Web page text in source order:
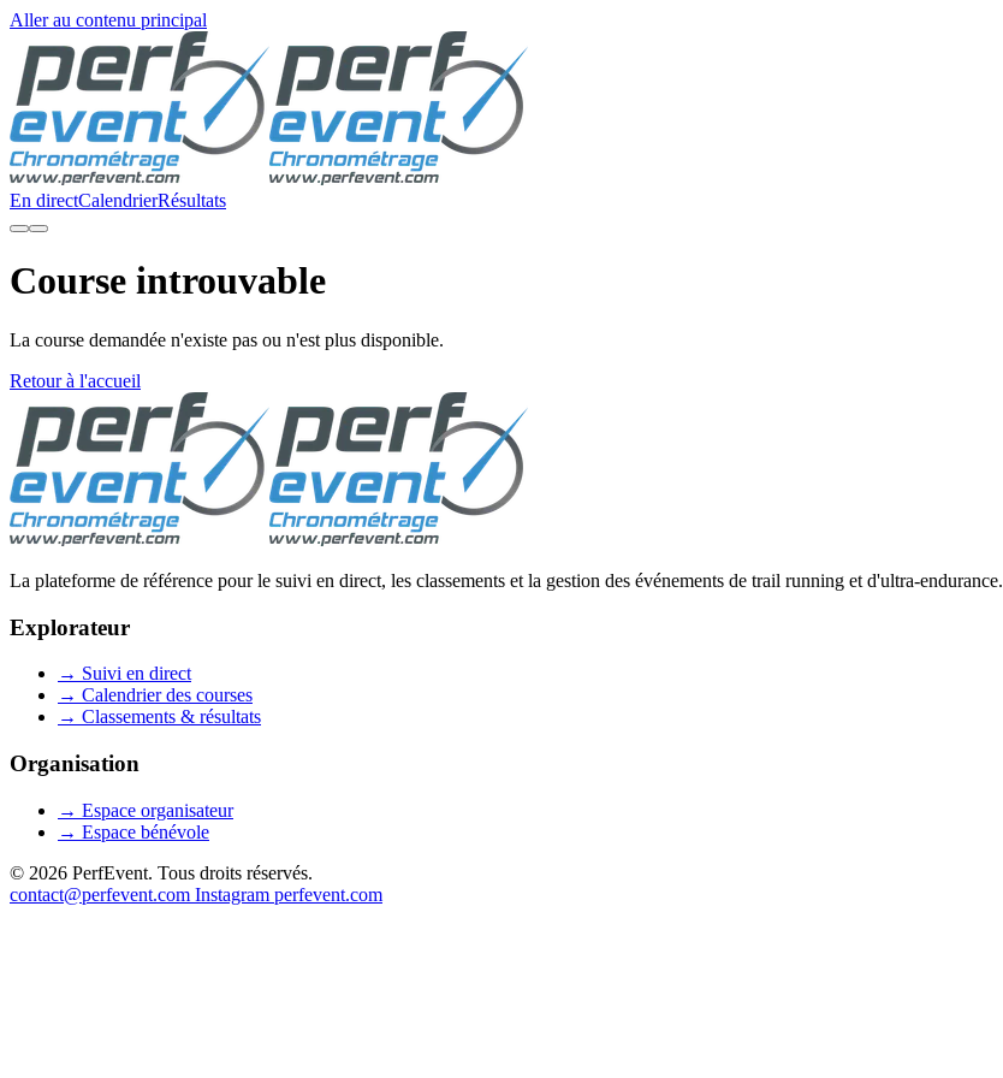
Aller au contenu principal
En directCalendrierRésultats
Course introuvable
La course demandée n'existe pas ou n'est plus disponible.
Retour à l'accueil
La plateforme de référence pour le suivi en direct, les classements et la gestion des événements de trail running et d'ultra-endurance.
Explorateur
→ Suivi en direct
→ Calendrier des courses
→ Classements & résultats
Organisation
→ Espace organisateur
→ Espace bénévole
© 2026 PerfEvent. Tous droits réservés.
contact@perfevent.com Instagram perfevent.com